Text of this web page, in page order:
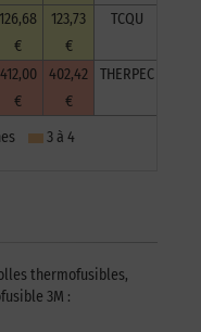
126,68
€
123,73
€
TCQU
412,00
€
402,42
€
THERPEC
3 à 4
thermofusibles,
3M :